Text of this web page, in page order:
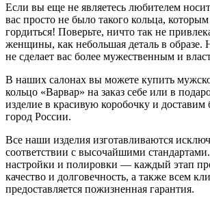
Если вы еще не являетесь любителем
вас просто не было такого кольца,
гордиться! Поверьте, ничто так не
женщины, как небольшая деталь в образе.
не сделает вас более мужественным и
В наших салонах вы можете купить
кольцо «Варвар» на заказ себе или в
изделие в красивую коробочку и
город России.
Все наши изделия изготавливаются
соответствии с высочайшими
настройки и полировки — каждый этап
качество и долговечность, а также всем
предоставляется пожизненная гарантия.